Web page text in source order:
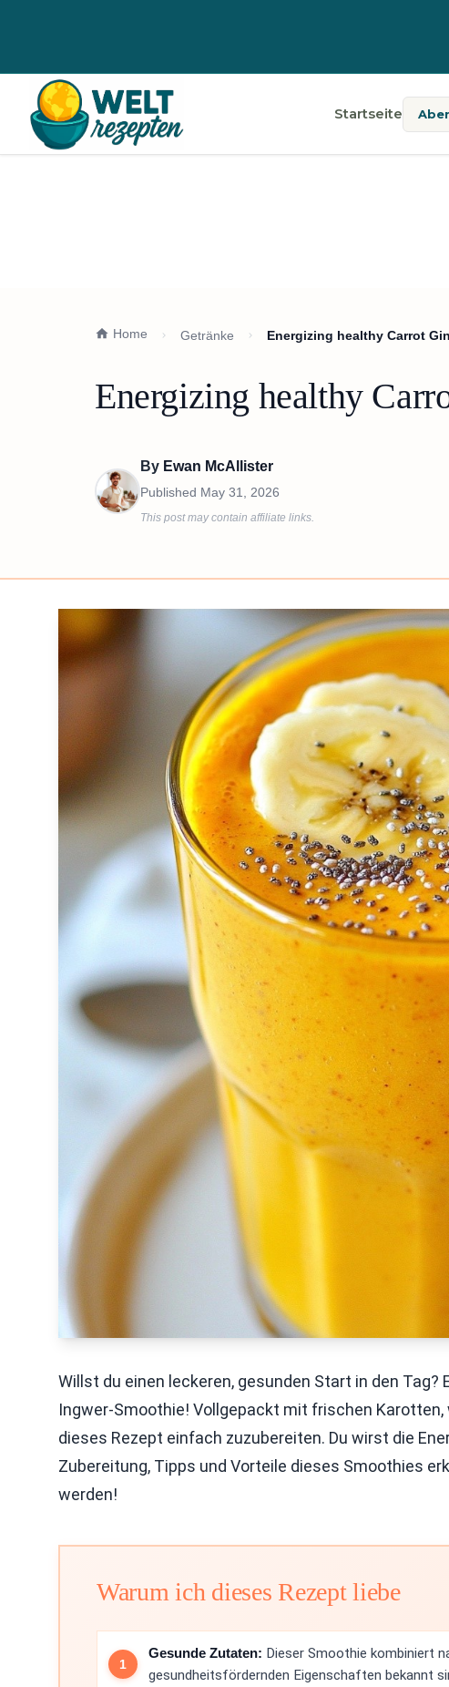
Startseite
Home Getränke Energizing healthy Carrot
Energizing healthy
By Ewan McAllister
Published May 31, 2026
This post may contain affiliate links.
Willst du einen leckeren, gesunden Start in den
Ingwer-Smoothie! Vollgepackt mit frischen
dieses Rezept einfach zuzubereiten. Du wirst die
Zubereitung, Tipps und Vorteile dieses Smoothies
werden!
Warum ich dieses Rezept liebe
Gesunde Zutaten: Dieser Smoothie kombiniert
gesundheitsfördernden Eigenschaften bekannt